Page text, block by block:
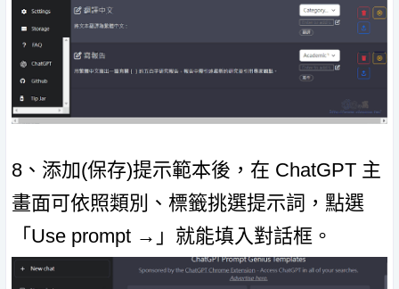
8、添加(保存)提示範本後，在 ChatGPT 主
畫面可依照類別、標籤挑選提示詞，點選
「Use prompt →」就能填入對話框。